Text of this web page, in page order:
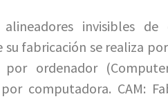
invisibles
su fabricación se realiza
por ordenador
computadora. CAM: